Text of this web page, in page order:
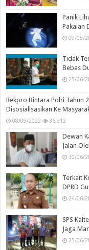
Panik
Pakaian
09/08/
Tidak
Bebas
25/06/
Rekpro Bintara Polri Tahun
Disosialisasikan Ke
08/09/2022 36,312
Dewan
Jalan
30/06/
Terkait
DPRD
24/06/
SPS
Jaga
25/06/